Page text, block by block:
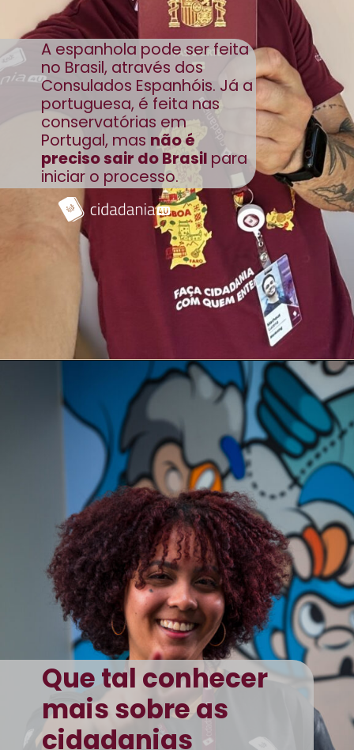
A espanhola pode ser feita
no Brasil, através dos
Consulados Espanhóis. Já a
portuguesa, é feita nas
conservatórias em
Portugal, mas não é
preciso sair do Brasil para
iniciar o processo.
Que tal conhecer
mais sobre as
cidadanias